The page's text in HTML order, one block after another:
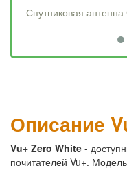
Спутниковая
Описание
Vu+ Zero White -
почитателей Vu+.